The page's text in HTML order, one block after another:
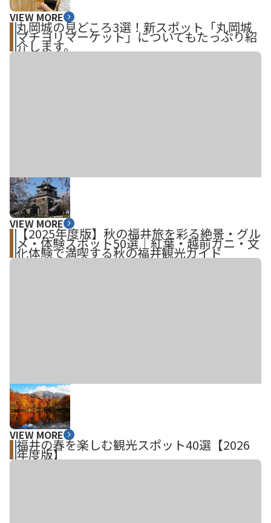
VIEW MORE
丸岡城の見どころ3選！新スポット「丸岡城
マチヨリマーケット」についてもたっぷり紹
介します。
VIEW MORE
【2025年度版】秋の福井旅を彩る絶景・グル
メ・体験スポット50選｜紅葉・越前ガニ・文
化体験で満喫する秋の福井観光ガイド
VIEW MORE
福井の春を楽しむ観光スポット40選【2026
年度版】